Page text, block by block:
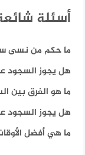
أسئلة
ما حكم من نسى
هل يجوز السجود
ما هو الفرق بين
هل يجوز السجود
ما هي أفضل